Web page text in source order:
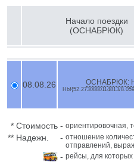
Начало поездки
(ОСНАБРЮК)
08.08.26 ОСНАБРЮК:
Hbf{52.2730880114813/
* Стоимость - ориентировочная,
** Надежн. - отношение
отправлений,
- рейсы, для которых